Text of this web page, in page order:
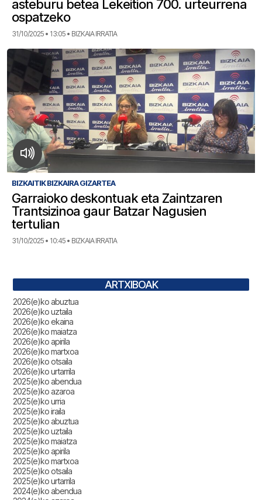
asteburu betea Lekeition 700. urteurrena
ospatzeko
31/10/2025 • 13:05 • BIZKAIA IRRATIA
BIZKAITIK BIZKAIRA GIZARTEA
Garraioko deskontuak eta Zaintzaren
Trantsizinoa gaur Batzar Nagusien
tertulian
31/10/2025 • 10:45 • BIZKAIA IRRATIA
ARTXIBOAK
2026(e)ko abuztua
2026(e)ko uztaila
2026(e)ko ekaina
2026(e)ko maiatza
2026(e)ko apirila
2026(e)ko martxoa
2026(e)ko otsaila
2026(e)ko urtarrila
2025(e)ko abendua
2025(e)ko azaroa
2025(e)ko urria
2025(e)ko iraila
2025(e)ko abuztua
2025(e)ko uztaila
2025(e)ko maiatza
2025(e)ko apirila
2025(e)ko martxoa
2025(e)ko otsaila
2025(e)ko urtarrila
2024(e)ko abendua